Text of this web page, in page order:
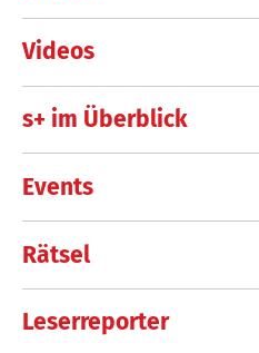
Videos
s+ im Überblick
Events
Rätsel
Leserreporter